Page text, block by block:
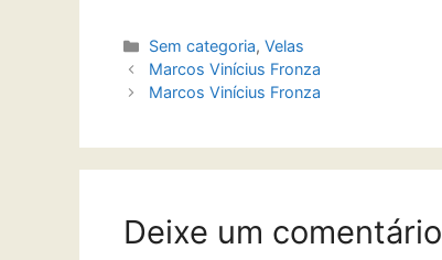
Sem categoria,Velas
Marcos Vinícius Fronza
Marcos Vinícius Fronza
Deixe um comentário